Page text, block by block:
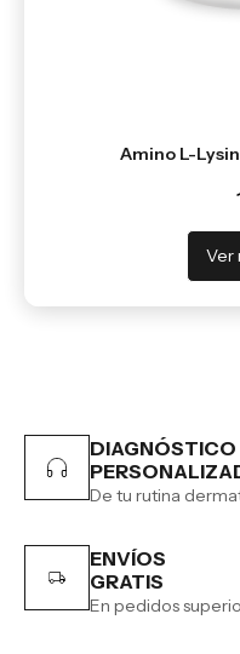
Amino L-
Ver
DIAGNÓSTICO
De tu rutina
ENVÍOS
GRATIS
En pedidos